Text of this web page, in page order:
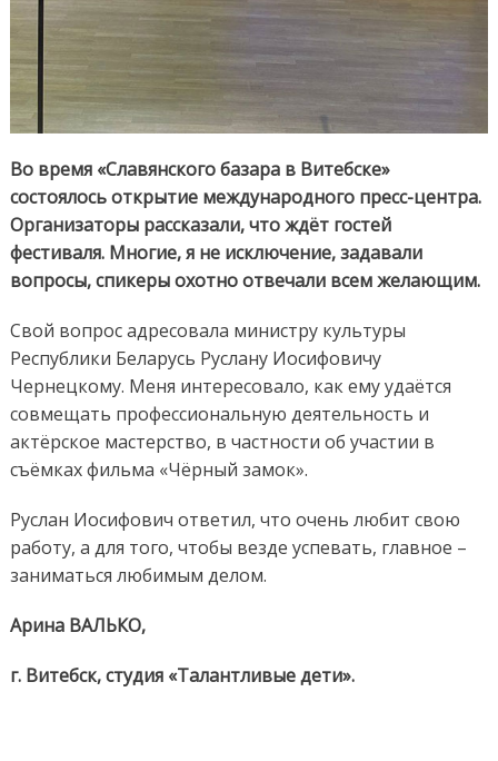
Во время «Славянского базара в Витебске»
состоялось открытие международного пресс-центра.
Организаторы рассказали, что ждёт гостей
фестиваля. Многие, я не исключение, задавали
вопросы, спикеры охотно отвечали всем желающим.
Свой вопрос адресовала министру культуры
Республики Беларусь Руслану Иосифовичу
Чернецкому. Меня интересовало, как ему удаётся
совмещать профессиональную деятельность и
актёрское мастерство, в частности об участии в
съёмках фильма «Чёрный замок».
Руслан Иосифович ответил, что очень любит свою
работу, а для того, чтобы везде успевать, главное –
заниматься любимым делом.
Арина ВАЛЬКО,
г. Витебск, студия «Талантливые дети».